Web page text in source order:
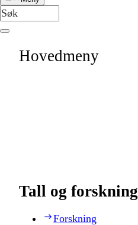
Hovedmeny
Tall og forskning
Forskning